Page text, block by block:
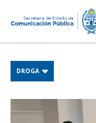
DROGA